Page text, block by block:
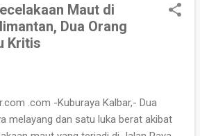
langkah Disdik Kota Bandung
kegiatan ESQ
tema “Membangun Karakter Dalam
Perwujudan ASN Berakhlak.
hal itu di lingkungan
Maut di
Dua Orang
Kritis
.com -Kuburaya Kalbar,- Dua
melayang dan satu luka berat akibat